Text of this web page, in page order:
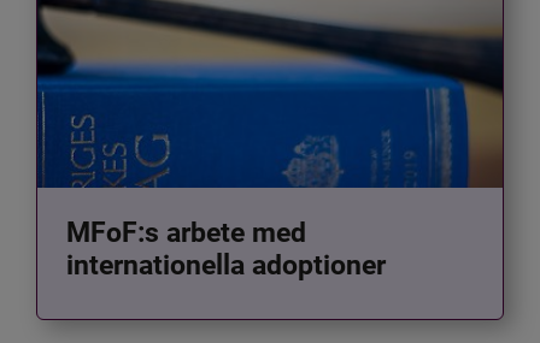
MFoF:s arbete med
internationella adoptioner